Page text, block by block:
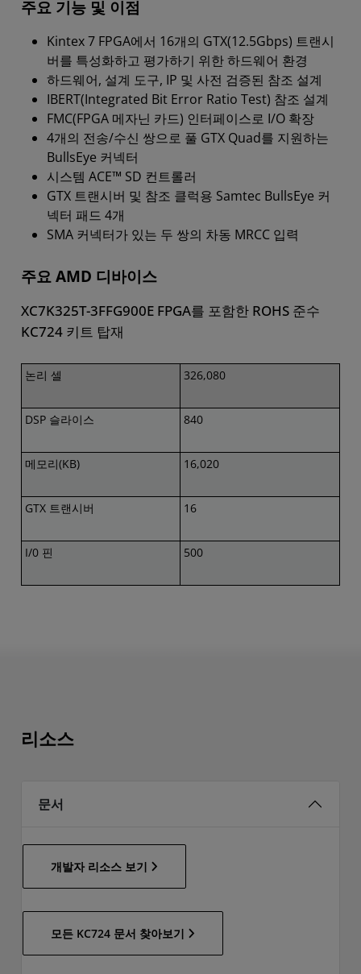
주요 기능 및 이점
Kintex 7 FPGA에서 16개의 GTX(12.5Gbps) 트랜시
버를 특성화하고 평가하기 위한 하드웨어 환경
하드웨어, 설계 도구, IP 및 사전 검증된 참조 설계
IBERT(Integrated Bit Error Ratio Test) 참조 설계
FMC(FPGA 메자닌 카드) 인터페이스로 I/O 확장
4개의 전송/수신 쌍으로 풀 GTX Quad를 지원하는
BullsEye 커넥터
시스템 ACE™ SD 컨트롤러
GTX 트랜시버 및 참조 클럭용 Samtec BullsEye 커
넥터 패드 4개
SMA 커넥터가 있는 두 쌍의 차동 MRCC 입력
주요 AMD 디바이스
XC7K325T-3FFG900E FPGA를 포함한 ROHS 준수
KC724 키트 탑재
논리 셀 326,080
DSP 슬라이스 840
메모리(KB) 16,020
GTX 트랜시버 16
I/0 핀 500
리소스
문서
개발자 리소스 보기
모든 KC724 문서 찾아보기